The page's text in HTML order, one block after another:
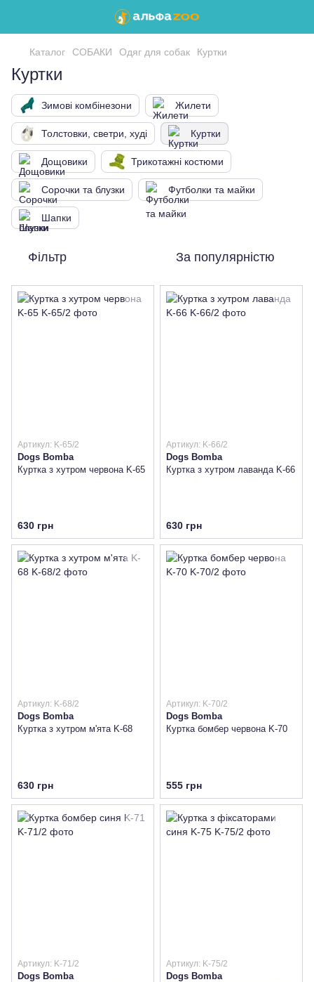
Каталог СОБАКИ Одяг для собак Куртки
Куртки
Зимові комбінезони Жилети
Толстовки, светри, худі Куртки
Дощовики Трикотажні костюми
Сорочки та блузки Футболки та майки
Шапки
Фільтр За популярністю
Артикул: K-65/2
Dogs Bomba
Куртка з хутром червона K-65
630 грн
Артикул: K-66/2
Dogs Bomba
Куртка з хутром лаванда K-66
630 грн
Артикул: K-68/2
Dogs Bomba
Куртка з хутром м'ята K-68
630 грн
Артикул: K-70/2
Dogs Bomba
Куртка бомбер червона K-70
555 грн
Артикул: K-71/2
Dogs Bomba
Артикул: K-75/2
Dogs Bomba